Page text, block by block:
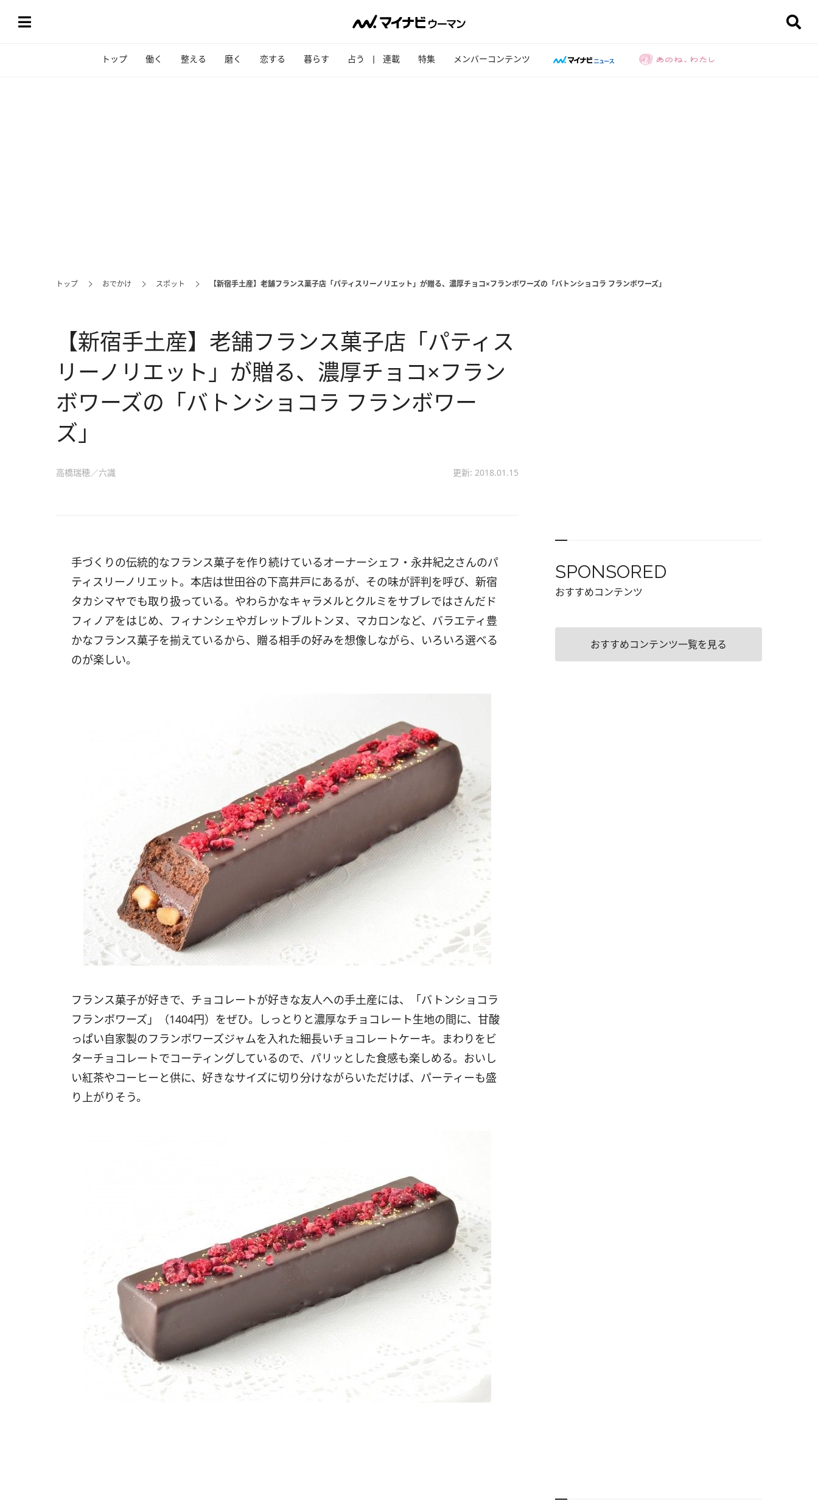
トップ 働く 整える 磨く 恋する 暮らす 占う 連載 特集 メンバーコンテンツ
トップ おでかけ スポット 【新宿手土産】老舗フランス菓子店「パティスリーノリエット」が贈る、濃厚チョコ×フランボワーズの「バトンショコラ フランボワーズ」
【新宿手土産】老舗フランス菓子店「パティス
リーノリエット」が贈る、濃厚チョコ×フラン
ボワーズの「バトンショコラ フランボワー
ズ」
高橋瑞穂／六識 更新: 2018.01.15
手づくりの伝統的なフランス菓子を作り続けているオーナーシェフ・永井紀之さんのパ
ティスリーノリエット。本店は世田谷の下高井戸にあるが、その味が評判を呼び、新宿
タカシマヤでも取り扱っている。やわらかなキャラメルとクルミをサブレではさんだド
フィノアをはじめ、フィナンシェやガレットブルトンヌ、マカロンなど、バラエティ豊
かなフランス菓子を揃えているから、贈る相手の好みを想像しながら、いろいろ選べる
のが楽しい。
フランス菓子が好きで、チョコレートが好きな友人への手土産には、「バトンショコラ
フランボワーズ」（1404円）をぜひ。しっとりと濃厚なチョコレート生地の間に、甘酸
っぱい自家製のフランボワーズジャムを入れた細長いチョコレートケーキ。まわりをビ
ターチョコレートでコーティングしているので、パリッとした食感も楽しめる。おいし
い紅茶やコーヒーと供に、好きなサイズに切り分けながらいただけば、パーティーも盛
り上がりそう。
SPONSORED
おすすめコンテンツ
おすすめコンテンツ一覧を見る